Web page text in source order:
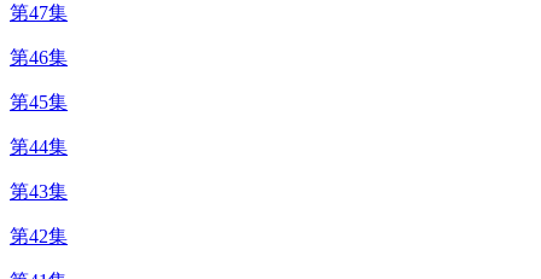
第47集
第46集
第45集
第44集
第43集
第42集